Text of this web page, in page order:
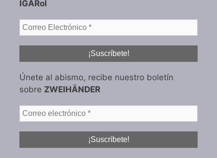
IGARol
Únete al abismo, recibe nuestro boletín
sobre ZWEIHÄNDER